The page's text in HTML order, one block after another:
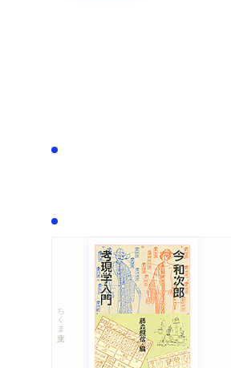
ちくま文庫